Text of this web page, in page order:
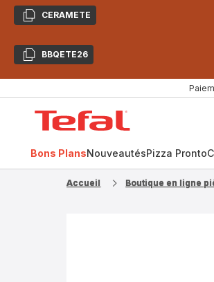
CopierCERAMETE
CopierBBQETE26
Bons PlansNouveautésPizza Pronto
Accueil Boutique en ligne